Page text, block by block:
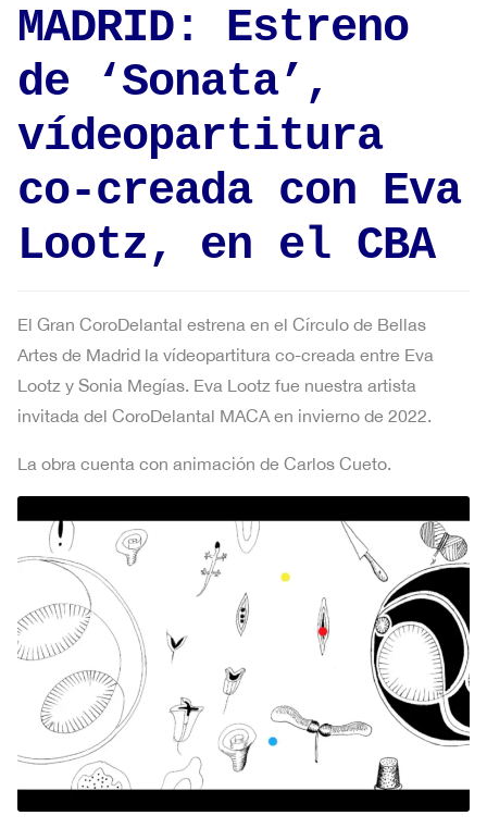
MADRID: Estreno
de ‘Sonata’,
vídeopartitura
co-creada con Eva
Lootz, en el CBA
El Gran CoroDelantal estrena en el Círculo de Bellas
Artes de Madrid la vídeopartitura co-creada entre Eva
Lootz y Sonia Megías. Eva Lootz fue nuestra artista
invitada del CoroDelantal MACA en invierno de 2022.
La obra cuenta con animación de Carlos Cueto.